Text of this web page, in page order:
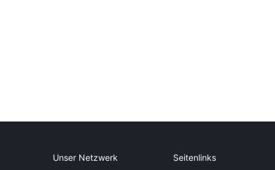
Unser Netzwerk Seitenlinks